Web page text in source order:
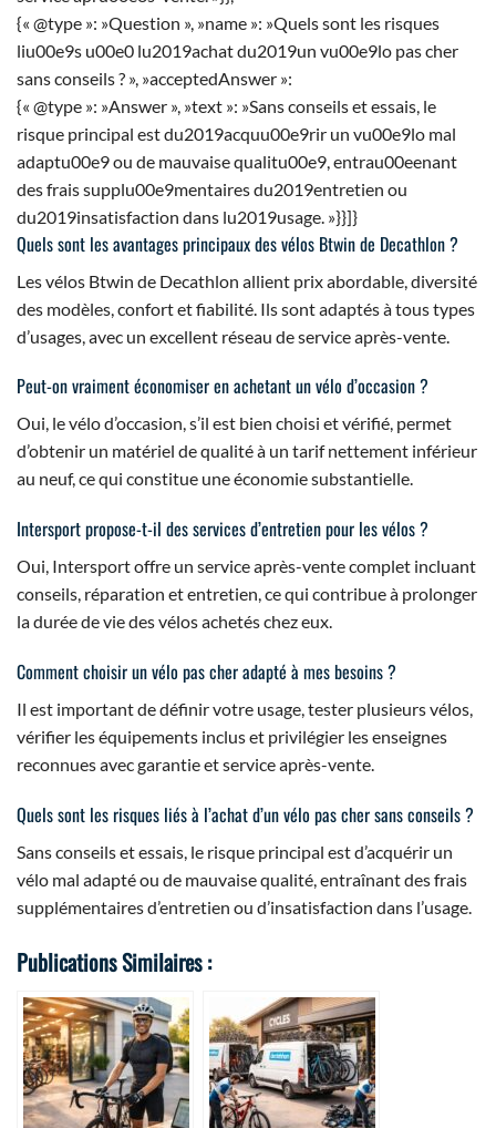
{« @type »: »Question », »name »: »Quels sont les risques
liu00e9s u00e0 lu2019achat du2019un vu00e9lo pas cher
sans conseils ? », »acceptedAnswer »:
{« @type »: »Answer », »text »: »Sans conseils et essais, le
risque principal est du2019acquu00e9rir un vu00e9lo mal
adaptu00e9 ou de mauvaise qualitu00e9, entrau00eenant
des frais supplu00e9mentaires du2019entretien ou
du2019insatisfaction dans lu2019usage. »}}]}
Quels sont les avantages principaux des vélos Btwin de Decathlon ?
Les vélos Btwin de Decathlon allient prix abordable, diversité
des modèles, confort et fiabilité. Ils sont adaptés à tous types
d’usages, avec un excellent réseau de service après-vente.
Peut-on vraiment économiser en achetant un vélo d’occasion ?
Oui, le vélo d’occasion, s’il est bien choisi et vérifié, permet
d’obtenir un matériel de qualité à un tarif nettement inférieur
au neuf, ce qui constitue une économie substantielle.
Intersport propose-t-il des services d’entretien pour les vélos ?
Oui, Intersport offre un service après-vente complet incluant
conseils, réparation et entretien, ce qui contribue à prolonger
la durée de vie des vélos achetés chez eux.
Comment choisir un vélo pas cher adapté à mes besoins ?
Il est important de définir votre usage, tester plusieurs vélos,
vérifier les équipements inclus et privilégier les enseignes
reconnues avec garantie et service après-vente.
Quels sont les risques liés à l’achat d’un vélo pas cher sans conseils ?
Sans conseils et essais, le risque principal est d’acquérir un
vélo mal adapté ou de mauvaise qualité, entraînant des frais
supplémentaires d’entretien ou d’insatisfaction dans l’usage.
Publications Similaires :